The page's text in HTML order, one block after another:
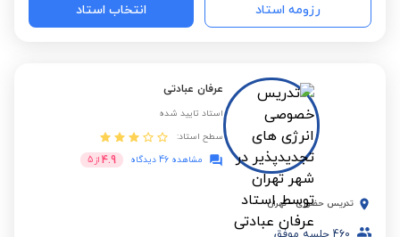
رزومه استاد انتخاب استاد
عرفان عبادتی
استاد تایید شده
سطح استاد:
مشاهده 46 دیدگاه
4.9 از 5
تدریس حضوری - تهران